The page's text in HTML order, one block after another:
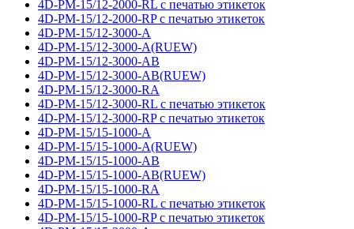
4D-PM-15/12-2000-RL с печатью этикеток
4D-PM-15/12-2000-RP с печатью этикеток
4D-PM-15/12-3000-A
4D-PM-15/12-3000-A(RUEW)
4D-PM-15/12-3000-AB
4D-PM-15/12-3000-AB(RUEW)
4D-PM-15/12-3000-RA
4D-PM-15/12-3000-RL с печатью этикеток
4D-PM-15/12-3000-RP с печатью этикеток
4D-PM-15/15-1000-A
4D-PM-15/15-1000-A(RUEW)
4D-PM-15/15-1000-AB
4D-PM-15/15-1000-AB(RUEW)
4D-PM-15/15-1000-RA
4D-PM-15/15-1000-RL с печатью этикеток
4D-PM-15/15-1000-RP с печатью этикеток